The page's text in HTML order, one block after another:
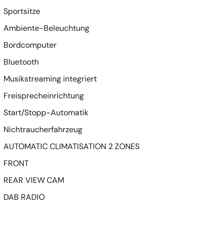
Sportsitze
Ambiente-Beleuchtung
Bordcomputer
Bluetooth
Musikstreaming integriert
Freisprecheinrichtung
Start/Stopp-Automatik
Nichtraucherfahrzeug
AUTOMATIC CLIMATISATION 2 ZONES
FRONT
REAR VIEW CAM
DAB RADIO